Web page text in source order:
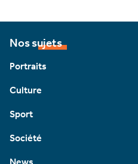
Nos sujets
Portraits
Culture
Sport
Société
News